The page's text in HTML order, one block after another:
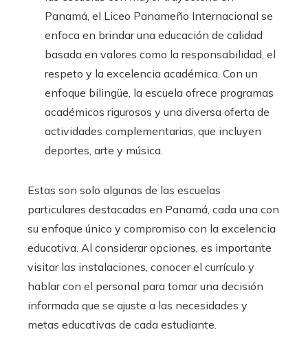
Panamá, el Liceo Panameño Internacional se
enfoca en brindar una educación de calidad
basada en valores como la responsabilidad, el
respeto y la excelencia académica. Con un
enfoque bilingüe, la escuela ofrece programas
académicos rigurosos y una diversa oferta de
actividades complementarias, que incluyen
deportes, arte y música.
Estas son solo algunas de las escuelas
particulares destacadas en Panamá, cada una con
su enfoque único y compromiso con la excelencia
educativa. Al considerar opciones, es importante
visitar las instalaciones, conocer el currículo y
hablar con el personal para tomar una decisión
informada que se ajuste a las necesidades y
metas educativas de cada estudiante.